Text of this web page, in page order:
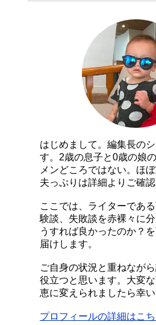
はじめまして。編集長の
す。2歳の息子と0歳の娘
メンどころではない。ほ
夫っぷりは詳細よりご確認
ここでは、ライターであ
験談、失敗談を赤裸々に
うすれば良かったのか？
届けします。
ご自身の状況と重ねなが
役立つと思います。大変
恵に変えられましたら幸い
プロフィールの詳細はこ